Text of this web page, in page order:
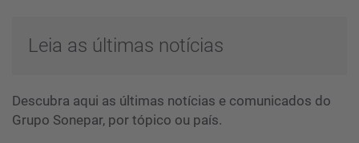
Leia as últimas notícias
Descubra aqui as últimas notícias e comunicados do
Grupo Sonepar, por tópico ou país.